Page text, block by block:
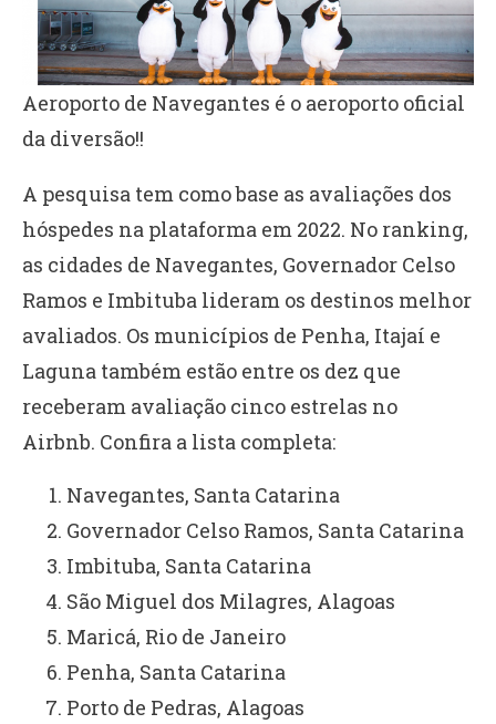
Aeroporto de Navegantes é o aeroporto oficial
da diversão!!
A pesquisa tem como base as avaliações dos
hóspedes na plataforma em 2022. No ranking,
as cidades de Navegantes, Governador Celso
Ramos e Imbituba lideram os destinos melhor
avaliados. Os municípios de Penha, Itajaí e
Laguna também estão entre os dez que
receberam avaliação cinco estrelas no
Airbnb. Confira a lista completa:
Navegantes, Santa Catarina
Governador Celso Ramos, Santa Catarina
Imbituba, Santa Catarina
São Miguel dos Milagres, Alagoas
Maricá, Rio de Janeiro
Penha, Santa Catarina
Porto de Pedras, Alagoas